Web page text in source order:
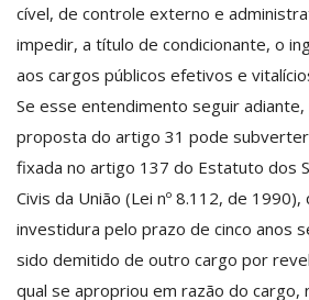
cível, de controle externo e
impedir, a título de condicionante, o
aos cargos públicos efetivos e
Se esse entendimento seguir adiante,
proposta do artigo 31 pode
fixada no artigo 137 do Estatuto dos
Civis da União (Lei nº 8.112, de
investidura pelo prazo de cinco anos
sido demitido de outro cargo por
qual se apropriou em razão do